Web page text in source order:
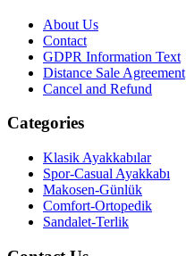
About Us
Contact
GDPR Information Text
Distance Sale Agreement
Cancel and Refund
Categories
Klasik Ayakkabılar
Spor-Casual Ayakkabı
Makosen-Günlük
Comfort-Ortopedik
Sandalet-Terlik